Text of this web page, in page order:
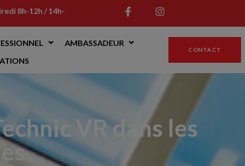
8h-12h / 14h-
AMBASSADEUR
CONTACT
VR dans les